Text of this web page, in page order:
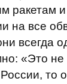
ракетам
на все
всегда
«Это
то